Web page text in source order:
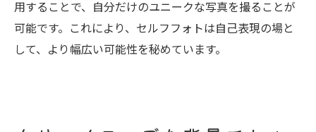
用することで、自分だけのユニークな写真を撮ることが
可能です。これにより、セルフフォトは自己表現の場と
して、より幅広い可能性を秘めています。